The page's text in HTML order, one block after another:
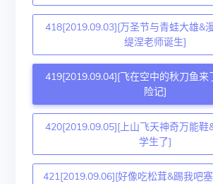
418[2019.09.03][万圣节与青蛙大雄&
缇涅老师诞生]
419[2019.09.04][飞在空中的秋刀鱼来
险记]
420[2019.09.05][上山飞天神奇万能鞋
学生了]
421[2019.09.06][好像吃松茸&踢我吧